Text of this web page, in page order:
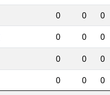
0 0 0
0 0 0
0 0 0
0 0 0